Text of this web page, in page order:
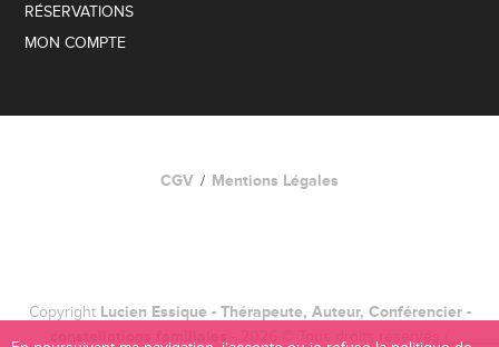
RÉSERVATIONS
MON COMPTE
CGV Mentions Légales
Copyright Lucien Essique - Thérapeute, Auteur, Conférencier -